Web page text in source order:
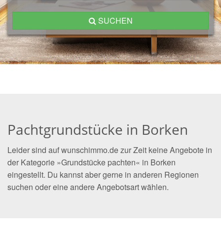
SUCHEN
Pachtgrundstücke in Borken
Leider sind auf wunschimmo.de zur Zeit keine Angebote in
der Kategorie »Grundstücke pachten« in Borken
eingestellt. Du kannst aber gerne in anderen Regionen
suchen oder eine andere Angebotsart wählen.